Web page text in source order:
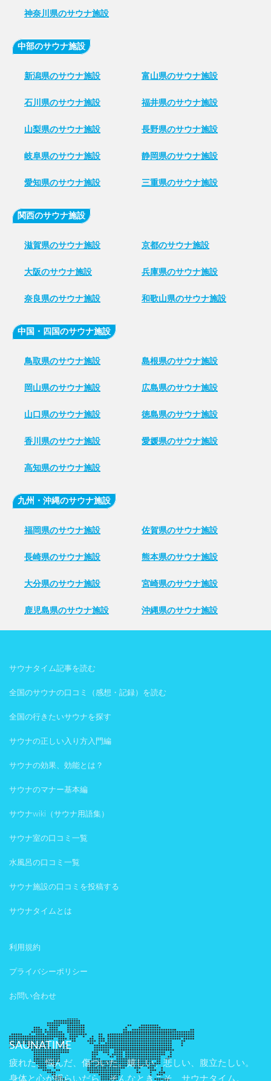
神奈川県のサウナ施設
中部のサウナ施設
新潟県のサウナ施設 富山県のサウナ施設
石川県のサウナ施設 福井県のサウナ施設
山梨県のサウナ施設 長野県のサウナ施設
岐阜県のサウナ施設 静岡県のサウナ施設
愛知県のサウナ施設 三重県のサウナ施設
関西のサウナ施設
滋賀県のサウナ施設 京都のサウナ施設
大阪のサウナ施設 兵庫県のサウナ施設
奈良県のサウナ施設 和歌山県のサウナ施設
中国・四国のサウナ施設
鳥取県のサウナ施設 島根県のサウナ施設
岡山県のサウナ施設 広島県のサウナ施設
山口県のサウナ施設 徳島県のサウナ施設
香川県のサウナ施設 愛媛県のサウナ施設
高知県のサウナ施設
九州・沖縄のサウナ施設
福岡県のサウナ施設 佐賀県のサウナ施設
長崎県のサウナ施設 熊本県のサウナ施設
大分県のサウナ施設 宮崎県のサウナ施設
鹿児島県のサウナ施設 沖縄県のサウナ施設
サウナタイム記事を読む
全国のサウナの口コミ（感想・記録）を読む
全国の行きたいサウナを探す
サウナの正しい入り方入門編
サウナの効果、効能とは？
サウナのマナー基本編
サウナwiki（サウナ用語集）
サウナ室の口コミ一覧
水風呂の口コミ一覧
サウナ施設の口コミを投稿する
サウナタイムとは
利用規約
プライバシーポリシー
お問い合わせ
SAUNATIME
疲れた、悩んだ、傷ついた。嬉しい、悲しい、腹立たしい。
身体と心が揺らいだら、そんなときこそ、サウナタイム。